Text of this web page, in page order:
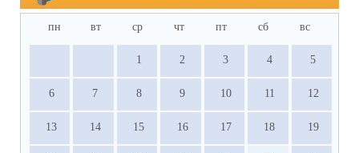
пн вт ср чт пт сб вс
1 2 3 4 5
6 7 8 9 10 11 12
13 14 15 16 17 18 19